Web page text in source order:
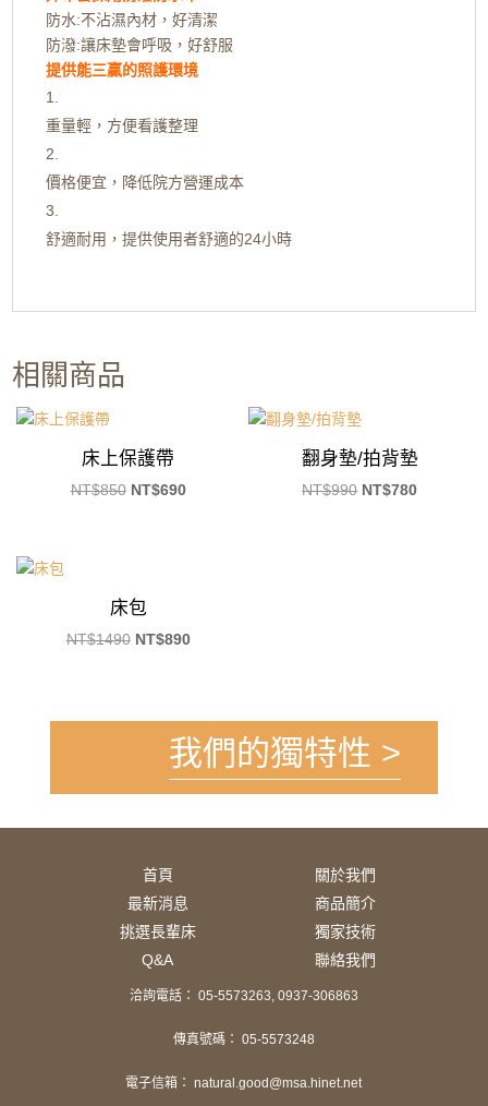
防水:不沾濕內材，好清潔
防潑:讓床墊會呼吸，好舒服
提供能三贏的照護環境
重量輕，方便看護整理
價格便宜，降低院方營運成本
舒適耐用，提供使用者舒適的24小時
相關商品
床上保護帶
NT$850 原
NT$690目
翻身墊/拍背墊
NT$990 原
NT$780目
床包
NT$1490 原
NT$1490。
NT$890目
NT$890。
我們的獨特性 >
首頁
關於我們
最新消息
商品簡介
挑選長輩床
獨家技術
Q&A
聯絡我們
洽詢電話： 05-5573263, 0937-306863
傳真號碼： 05-5573248
電子信箱： natural.good@msa.hinet.net